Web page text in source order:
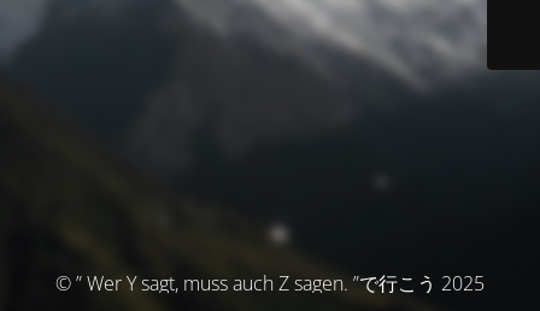
© ” Wer Y sagt, muss auch Z sagen. ”で行こう 2025